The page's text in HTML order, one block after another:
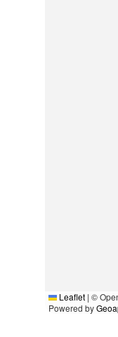
Leaflet | ©
Powered by